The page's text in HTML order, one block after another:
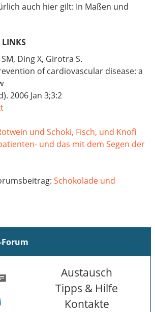
auch hier gilt: In Maßen und
LINKS
Ding X, Girotra S.
of cardiovascular disease: a
2006 Jan 3;3:2
und Schoki, Fisch, und Knofi
und das mit dem Segen der
Schokolade und
Austausch
Tipps & Hilfe
Kontakte